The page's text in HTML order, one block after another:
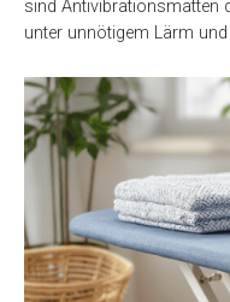
sind Antivibrationsmatten
unter unnötigem Lärm